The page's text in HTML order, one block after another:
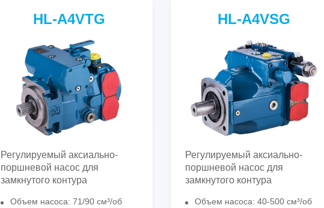
HL-A4VTG
Регулируемый аксиально-
поршневой насос для
замкнутого контура
Объем насоса: 71/90 см³/об
HL-A4VSG
Регулируемый аксиально-
поршневой насос для
замкнутого контура
Объем насоса: 40-500 см³/об